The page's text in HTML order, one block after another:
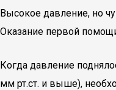
Высокое давление, но
Оказание первой
Когда давление
мм рт.ст. и выше),